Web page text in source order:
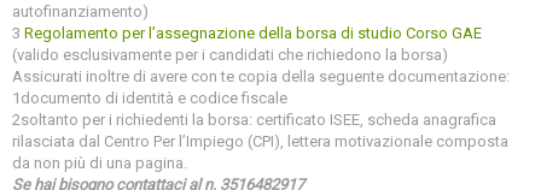
autofinanziamento)
3 Regolamento per l’assegnazione della borsa di studio Corso GAE
(valido esclusivamente per i candidati che richiedono la borsa)
Assicurati inoltre di avere con te copia della seguente documentazione:
1documento di identità e codice fiscale
2soltanto per i richiedenti la borsa: certificato ISEE, scheda anagrafica
rilasciata dal Centro Per l’Impiego (CPI), lettera motivazionale composta
da non più di una pagina.
Se hai bisogno contattaci al n. 3516482917